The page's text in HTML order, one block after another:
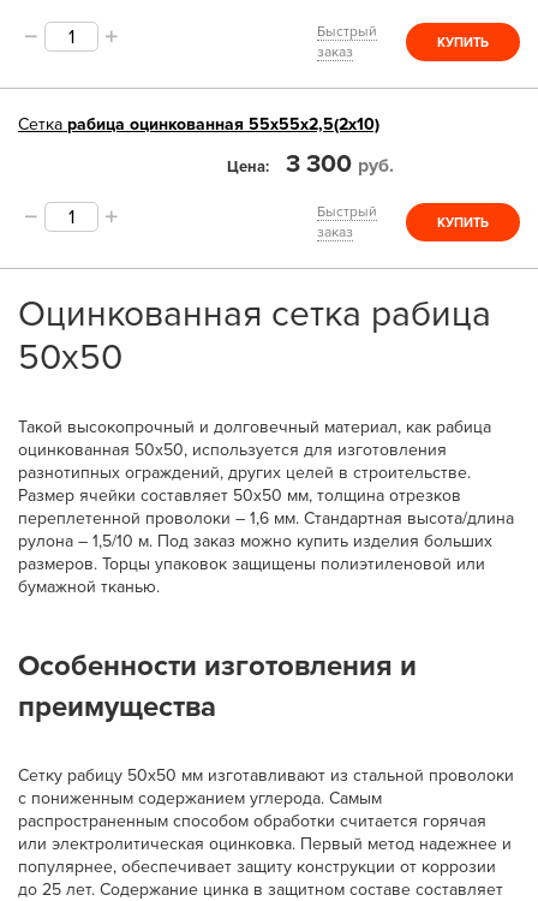
Быстрый
заказ
КУПИТЬ
Сетка рабица оцинкованная 55х55х2,5(2х10)
Цена 3 300 руб.
Быстрый
заказ
КУПИТЬ
Оцинкованная сетка рабица
50х50
Такой высокопрочный и долговечный материал, как рабица
оцинкованная 50х50, используется для изготовления
разнотипных ограждений, других целей в строительстве.
Размер ячейки составляет 50х50 мм, толщина отрезков
переплетенной проволоки – 1,6 мм. Стандартная высота/длина
рулона – 1,5/10 м. Под заказ можно купить изделия больших
размеров. Торцы упаковок защищены полиэтиленовой или
бумажной тканью.
Особенности изготовления и
преимущества
Сетку рабицу 50х50 мм изготавливают из стальной проволоки
с пониженным содержанием углерода. Самым
распространенным способом обработки считается горячая
или электролитическая оцинковка. Первый метод надежнее и
популярнее, обеспечивает защиту конструкции от коррозии
до 25 лет. Содержание цинка в защитном составе составляет